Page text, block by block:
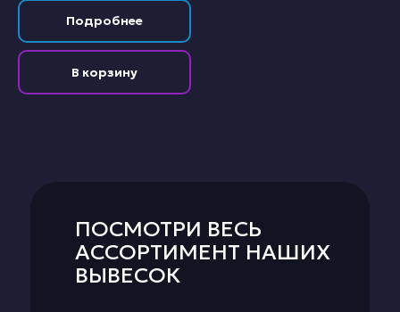
Подробнее
В корзину
ПОСМОТРИ ВЕСЬ
АССОРТИМЕНТ НАШИХ
ВЫВЕСОК